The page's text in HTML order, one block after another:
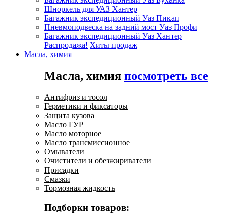
Шноркель для УАЗ Хантер
Багажник экспедиционный Уаз Пикап
Пневмоподвеска на задний мост Уаз Профи
Багажник экспедиционный Уаз Хантер
Распродажа! Хиты продаж
Масла, химия
Масла, химия посмотреть все
Антифриз и тосол
Герметики и фиксаторы
Защита кузова
Масло ГУР
Масло моторное
Масло трансмиссионное
Омыватели
Очистители и обезжириватели
Присадки
Смазки
Тормозная жидкость
Подборки товаров: